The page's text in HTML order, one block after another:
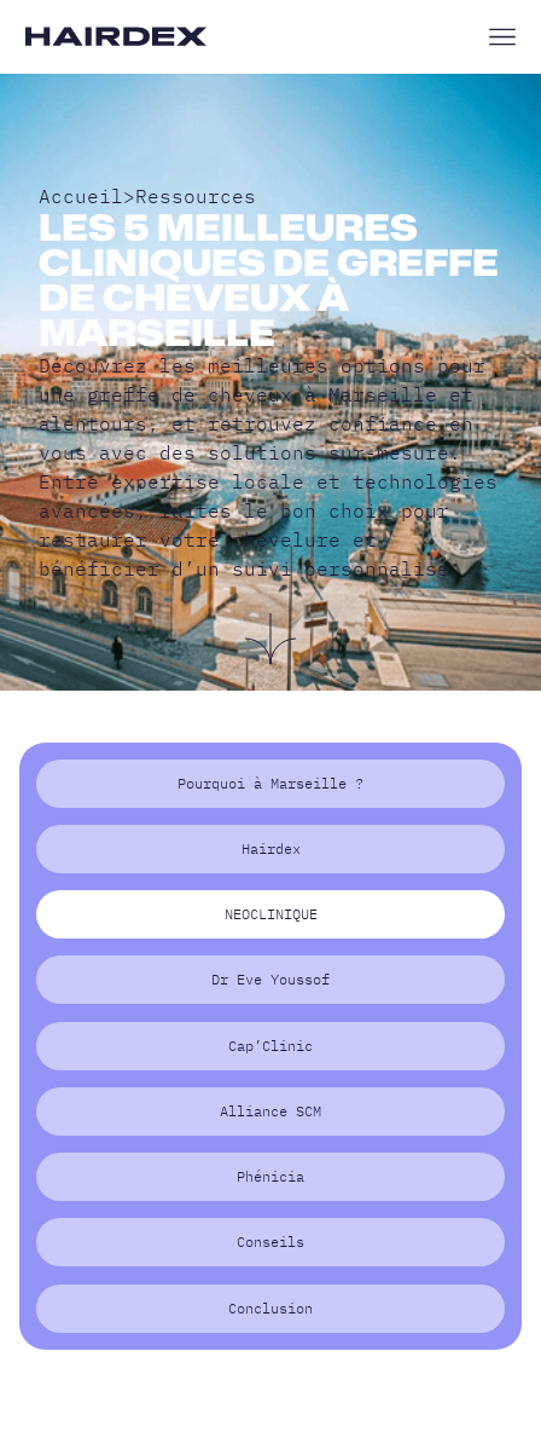
Accueil >Ressources
LES 5 MEILLEURES
CLINIQUES DE GREFFE
DE CHEVEUX À
MARSEILLE
Découvrez les meilleures options pour
une greffe de cheveux à Marseille et
alentours, et retrouvez confiance en
vous avec des solutions sur-mesure.
Entre expertise locale et technologies
avancées, faites le bon choix pour
restaurer votre chevelure et
bénéficier d’un suivi personnalisé.
Pourquoi à Marseille ?
Hairdex
NEOCLINIQUE
Dr Eve Youssof
Cap’Clinic
Alliance SCM
Phénicia
Conseils
Conclusion